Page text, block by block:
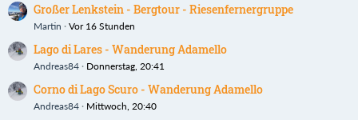
Großer Lenkstein - Bergtour - Riesenfernergruppe
Martin Vor 16 Stunden
Lago di Lares - Wanderung Adamello
Andreas84 Donnerstag, 20:41
Corno di Lago Scuro - Wanderung Adamello
Andreas84 Mittwoch, 20:40